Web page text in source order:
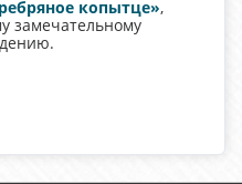
копытце»,
замечательному